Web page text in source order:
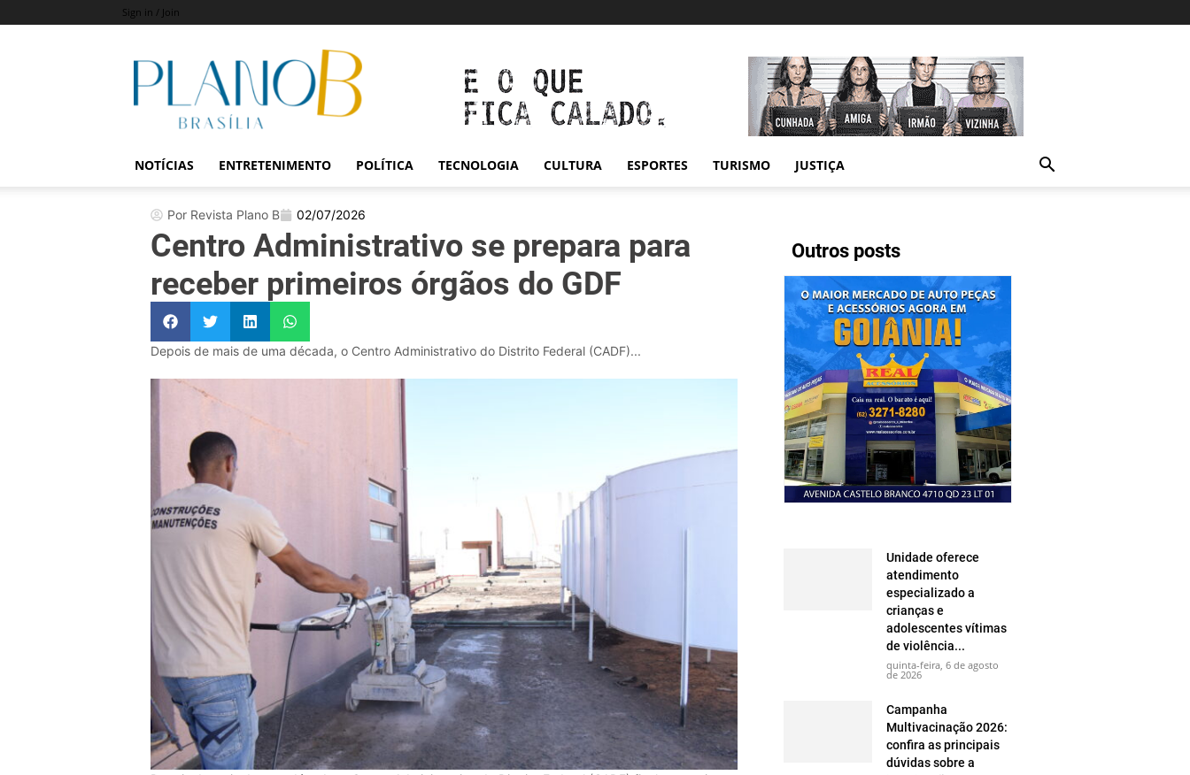
Sign in / Join
Revista
Plano
NOTÍCIAS ENTRETENIMENTO POLÍTICA TECNOLOGIA CULTURA ESPORTES TURISMO JUSTIÇA
Outros posts
Unidade oferece
atendimento
especializado a
crianças e
adolescentes vítimas
de violência...
quinta-feira, 6 de agosto
de 2026
Campanha
Multivacinação 2026:
confira as principais
dúvidas sobre a
Por Revista Plano B 02/07/2026
Centro Administrativo se prepara para
receber primeiros órgãos do GDF
Depois de mais de uma década, o Centro Administrativo do Distrito Federal (CADF)...